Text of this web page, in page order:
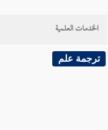
الخدمات العلمية
ترجمة علم